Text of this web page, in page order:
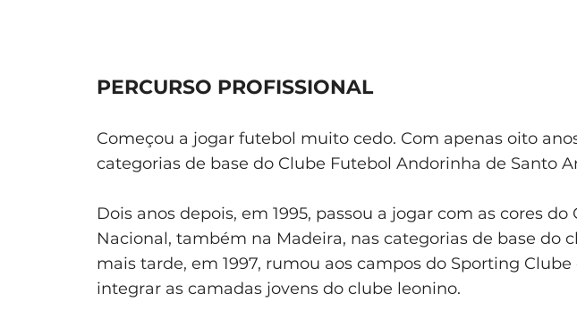
PERCURSO PROFISSIONAL
Começou a jogar futebol muito cedo. Com apenas oito
categorias de base do Clube Futebol Andorinha de Santo
Dois anos depois, em 1995, passou a jogar com as cores
Nacional, também na Madeira, nas categorias de base do
mais tarde, em 1997, rumou aos campos do Sporting
integrar as camadas jovens do clube leonino.